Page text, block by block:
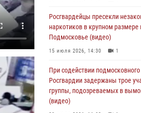
При содействии
Росгвардии задержаны
организации незаконной
05 августа 2026, 15:48 1
Сотрудники
подмосковного главка
Росгвардейцы пресекли
наркотиков в крупном размере
Подмосковье (видео)
15 июля 2026, 14:30 1
При содействии подмосковного
Росгвардии задержаны трое
группы, подозреваемых в
(видео)